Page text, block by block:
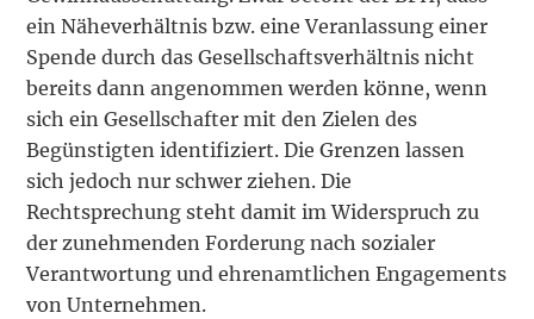
ein Näheverhältnis bzw. eine Veranlassung einer
Spende durch das Gesellschaftsverhältnis nicht
bereits dann angenommen werden könne, wenn
sich ein Gesellschafter mit den Zielen des
Begünstigten identifiziert. Die Grenzen lassen
sich jedoch nur schwer ziehen. Die
Rechtsprechung steht damit im Widerspruch zu
der zunehmenden Forderung nach sozialer
Verantwortung und ehrenamtlichen Engagements
von Unternehmen.